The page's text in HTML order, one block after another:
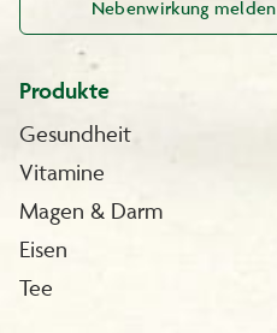
Nebenwirkung melden
Produkte
Gesundheit
Vitamine
Magen & Darm
Eisen
Tee